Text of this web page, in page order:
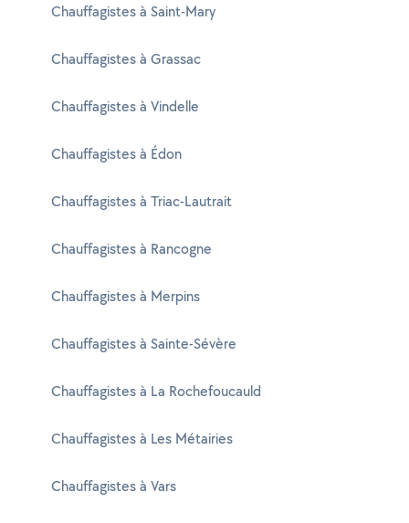
Chauffagistes à Saint-Mary
Chauffagistes à Grassac
Chauffagistes à Vindelle
Chauffagistes à Édon
Chauffagistes à Triac-Lautrait
Chauffagistes à Rancogne
Chauffagistes à Merpins
Chauffagistes à Sainte-Sévère
Chauffagistes à La Rochefoucauld
Chauffagistes à Les Métairies
Chauffagistes à Vars